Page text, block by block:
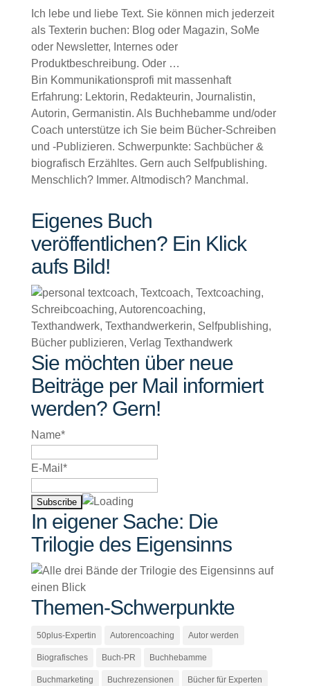
Ich lebe und liebe Text. Sie können mich jederzeit
als Texterin buchen: Blog oder Magazin, SoMe
oder Newsletter, Internes oder
Produktbeschreibung. Oder …
Bin Kommunikationsprofi mit massenhaft
Erfahrung: Lektorin, Redakteurin, Journalistin,
Autorin, Germanistin. Als Buchhebamme und/oder
Coach unterstütze ich Sie beim Bücher-Schreiben
und -Publizieren. Schwerpunkte: Sachbücher &
biografisch Erzähltes. Gern auch Selfpublishing.
Menschlich? Immer. Altmodisch? Manchmal.
Eigenes Buch
veröffentlichen? Ein Klick
aufs Bild!
Sie möchten über neue
Beiträge per Mail informiert
werden? Gern!
Name*
E-Mail*
In eigener Sache: Die
Trilogie des Eigensinns
Themen-Schwerpunkte
50plus-Expertin Autorencoaching Autor werden
Biografisches Buch-PR Buchhebamme
Buchmarketing Buchrezensionen Bücher für Experten